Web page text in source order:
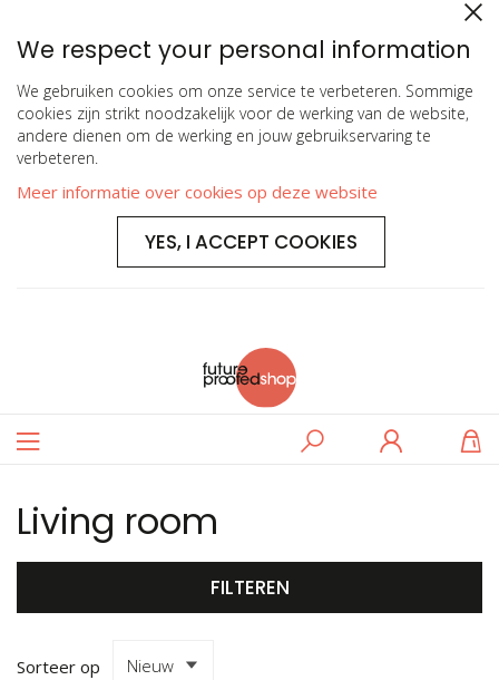
We respect your personal information
We gebruiken cookies om onze service te verbeteren. Sommige
cookies zijn strikt noodzakelijk voor de werking van de website,
andere dienen om de werking en jouw gebruikservaring te
verbeteren.
Meer informatie over cookies op deze website
YES, I ACCEPT COOKIES
Toggle
Zoeken
Living room
Sorteer op
FILTEREN